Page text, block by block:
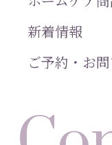
新着情報
ご予約・お